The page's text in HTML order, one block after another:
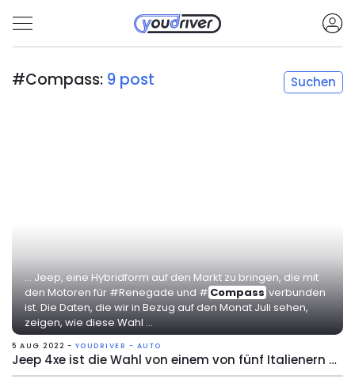
#Compass: 9 post Suchen
... Jeep, eine Hybridform auf den Markt zu bringen, die mit
den Motoren für #Renegade und # Compass verbunden
ist. Die Daten, die wir in Bezug auf den Monat Juli sehen,
zeigen, wie diese Wahl ...
5 AUG 2022 - YOUDRIVER - AUTO
Jeep 4xe ist die Wahl von einem von fünf Italienern mit niedrigen Emissionen.